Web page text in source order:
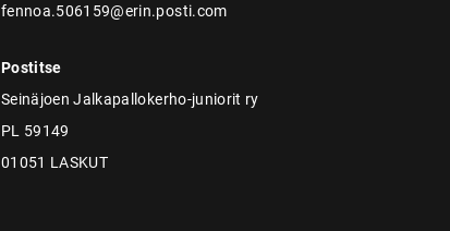
fennoa.506159@erin.posti.com
Postitse
Seinäjoen Jalkapallokerho-juniorit ry
PL 59149
01051 LASKUT